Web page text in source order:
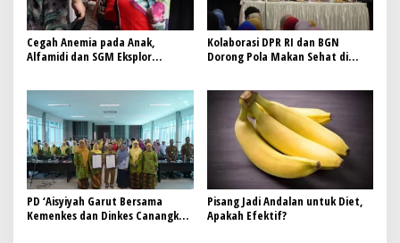
Cegah Anemia pada Anak,
Alfamidi dan SGM Eksplor
Kolaborasi DPR RI dan BGN
Dorong Pola Makan Sehat di
PD ‘Aisyiyah Garut Bersama
Kemenkes dan Dinkes Canangkan
Pisang Jadi Andalan untuk Diet,
Apakah Efektif?